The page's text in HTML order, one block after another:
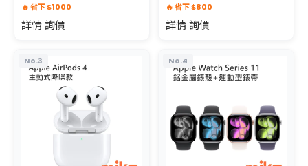
🔥 省下 $1000
詳情 詢價
🔥 省下 $800
詳情 詢價
No.3 No.4